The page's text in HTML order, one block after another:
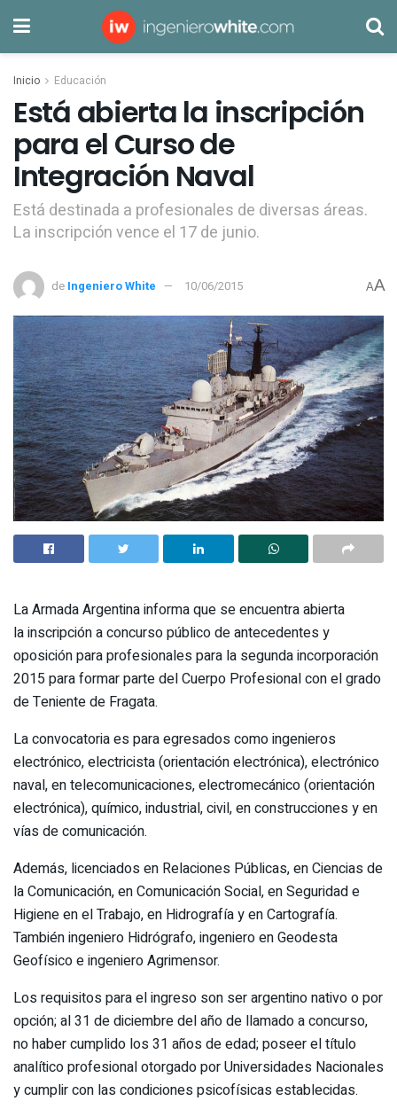
Inicio Educación
Está abierta la inscripción
para el Curso de
Integración Naval
Está destinada a profesionales de diversas áreas.
La inscripción vence el 17 de junio.
de Ingeniero White 10/06/2015 AA
La Armada Argentina informa que se encuentra abierta
la inscripción a concurso público de antecedentes y
oposición para profesionales para la segunda incorporación
2015 para formar parte del Cuerpo Profesional con el grado
de Teniente de Fragata.
La convocatoria es para egresados como ingenieros
electrónico, electricista (orientación electrónica), electrónico
naval, en telecomunicaciones, electromecánico (orientación
electrónica), químico, industrial, civil, en construcciones y en
vías de comunicación.
Además, licenciados en Relaciones Públicas, en Ciencias de
la Comunicación, en Comunicación Social, en Seguridad e
Higiene en el Trabajo, en Hidrografía y en Cartografía.
También ingeniero Hidrógrafo, ingeniero en Geodesta
Geofísico e ingeniero Agrimensor.
Los requisitos para el ingreso son ser argentino nativo o por
opción; al 31 de diciembre del año de llamado a concurso,
no haber cumplido los 31 años de edad; poseer el título
analítico profesional otorgado por Universidades Nacionales
y cumplir con las condiciones psicofísicas establecidas.